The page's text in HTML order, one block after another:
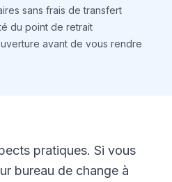
sans frais de transfert
du point de retrait
avant de vous rendre
pratiques. Si vous
bureau de change à